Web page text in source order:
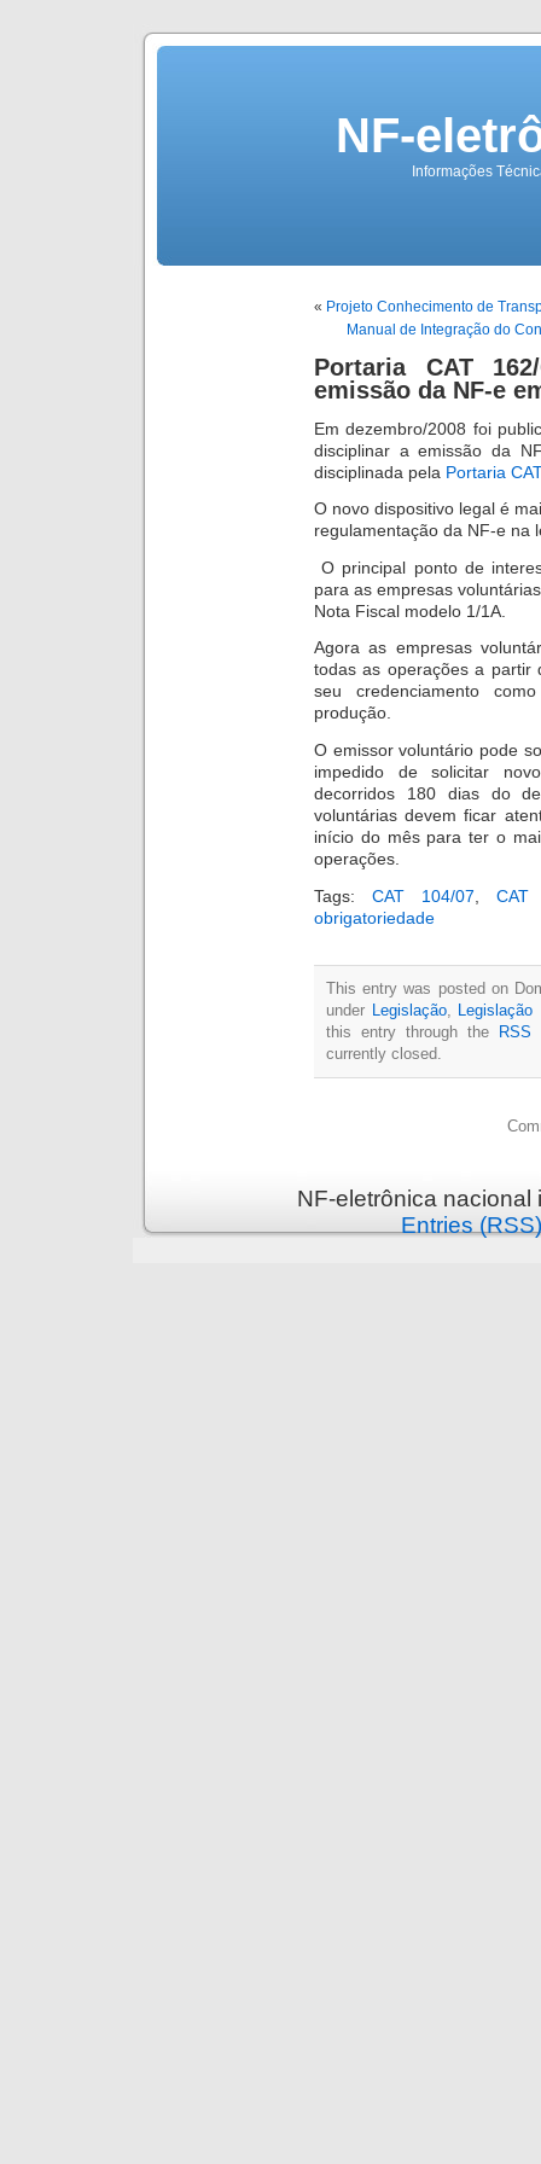
NF-
Informações
« Projeto Conhecimento de
Manual de Integração do
Portaria CAT
emissão da NF-e
Em dezembro/2008 foi
disciplinar a emissão da
disciplinada pela Portaria
O novo dispositivo legal é
regulamentação da NF-e na
O principal ponto de
para as empresas
Nota Fiscal modelo 1/1A.
Agora as empresas
todas as operações a partir
seu credenciamento
produção.
O emissor voluntário pode
impedido de solicitar
decorridos 180 dias do
voluntárias devem ficar
início do mês para ter o
operações.
Tags: CAT 104/07
CAT
obrigatoriedade
This entry was posted on
under Legislação, Legislação
this entry through the RSS
currently closed.
NF-eletrônica
Entries (RSS)